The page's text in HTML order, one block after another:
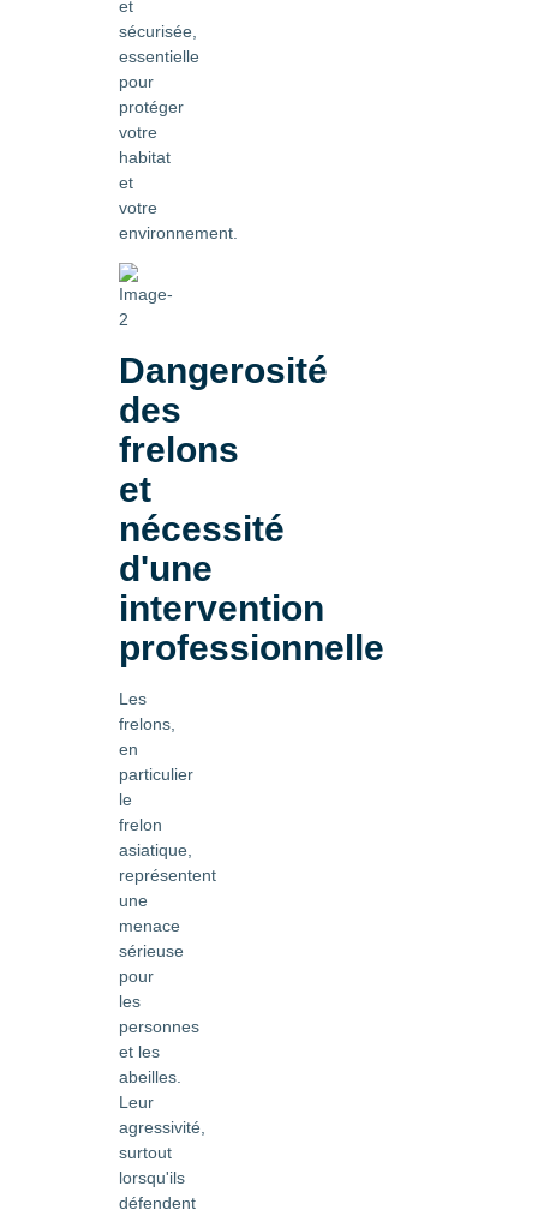
et
sécurisée,
essentielle
pour
protéger
votre
habitat
et
votre
environnement.
Dangerosité
des
frelons
et
nécessité
d'une
intervention
professionnelle
Les
frelons,
en
particulier
le
frelon
asiatique,
représentent
une
menace
sérieuse
pour
les
personnes
et les
abeilles.
Leur
agressivité,
surtout
lorsqu'ils
défendent